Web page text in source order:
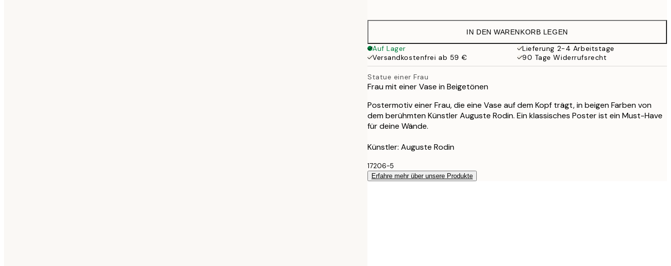
IN DEN WARENKORB LEGEN
Auf Lager
Lieferung 2-4 Arbeitstage
Versandkostenfrei ab 59 €
90 Tage Widerrufsrecht
Statue einer Frau
Frau mit einer Vase in Beigetönen
Postermotiv einer Frau, die eine Vase auf dem Kopf trägt, in beigen Farben von
dem berühmten Künstler Auguste Rodin. Ein klassisches Poster ist ein Must-Have
für deine Wände.
Künstler: Auguste Rodin
17206-5
Erfahre mehr über unsere Produkte